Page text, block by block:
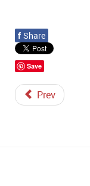
f Share
Save
Prev